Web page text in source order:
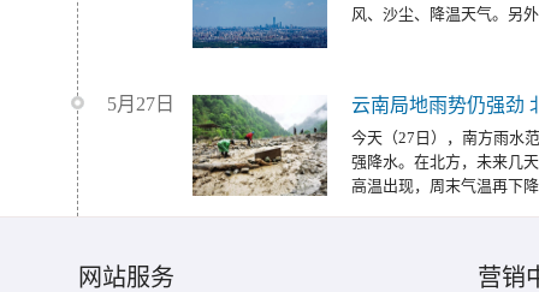
风、沙尘、降温天气。另
5月27日 云南局地雨势仍强劲
今天（27日），南方雨水
强降水。在北方，未来几
高温出现，周末气温再下
网站服务 营销